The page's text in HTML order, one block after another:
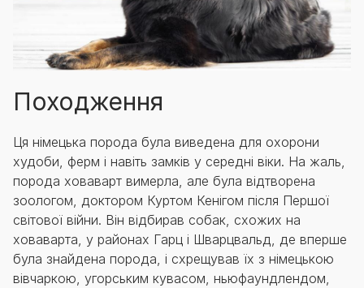
Походження
Ця німецька порода була виведена для охорони
худоби, ферм і навіть замків у середні віки. На жаль,
порода ховаварт вимерла, але була відтворена
зоологом, доктором Куртом Кенігом після Першої
світової війни. Він відбирав собак, схожих на
ховаварта, у районах Гарц і Шварцвальд, де вперше
була знайдена порода, і схрещував їх з німецькою
вівчаркою, угорським кувасом, ньюфаундлендом,